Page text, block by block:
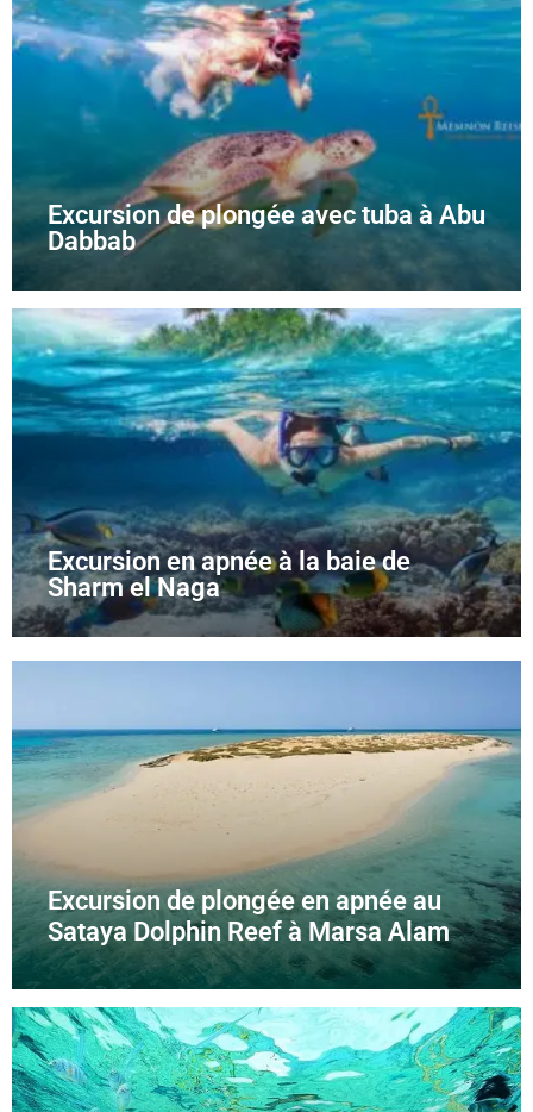
Excursion de plongée avec tuba à Abu
Dabbab
Excursion en apnée à la baie de
Sharm el Naga
Excursion de plongée en apnée au
Sataya Dolphin Reef à Marsa Alam